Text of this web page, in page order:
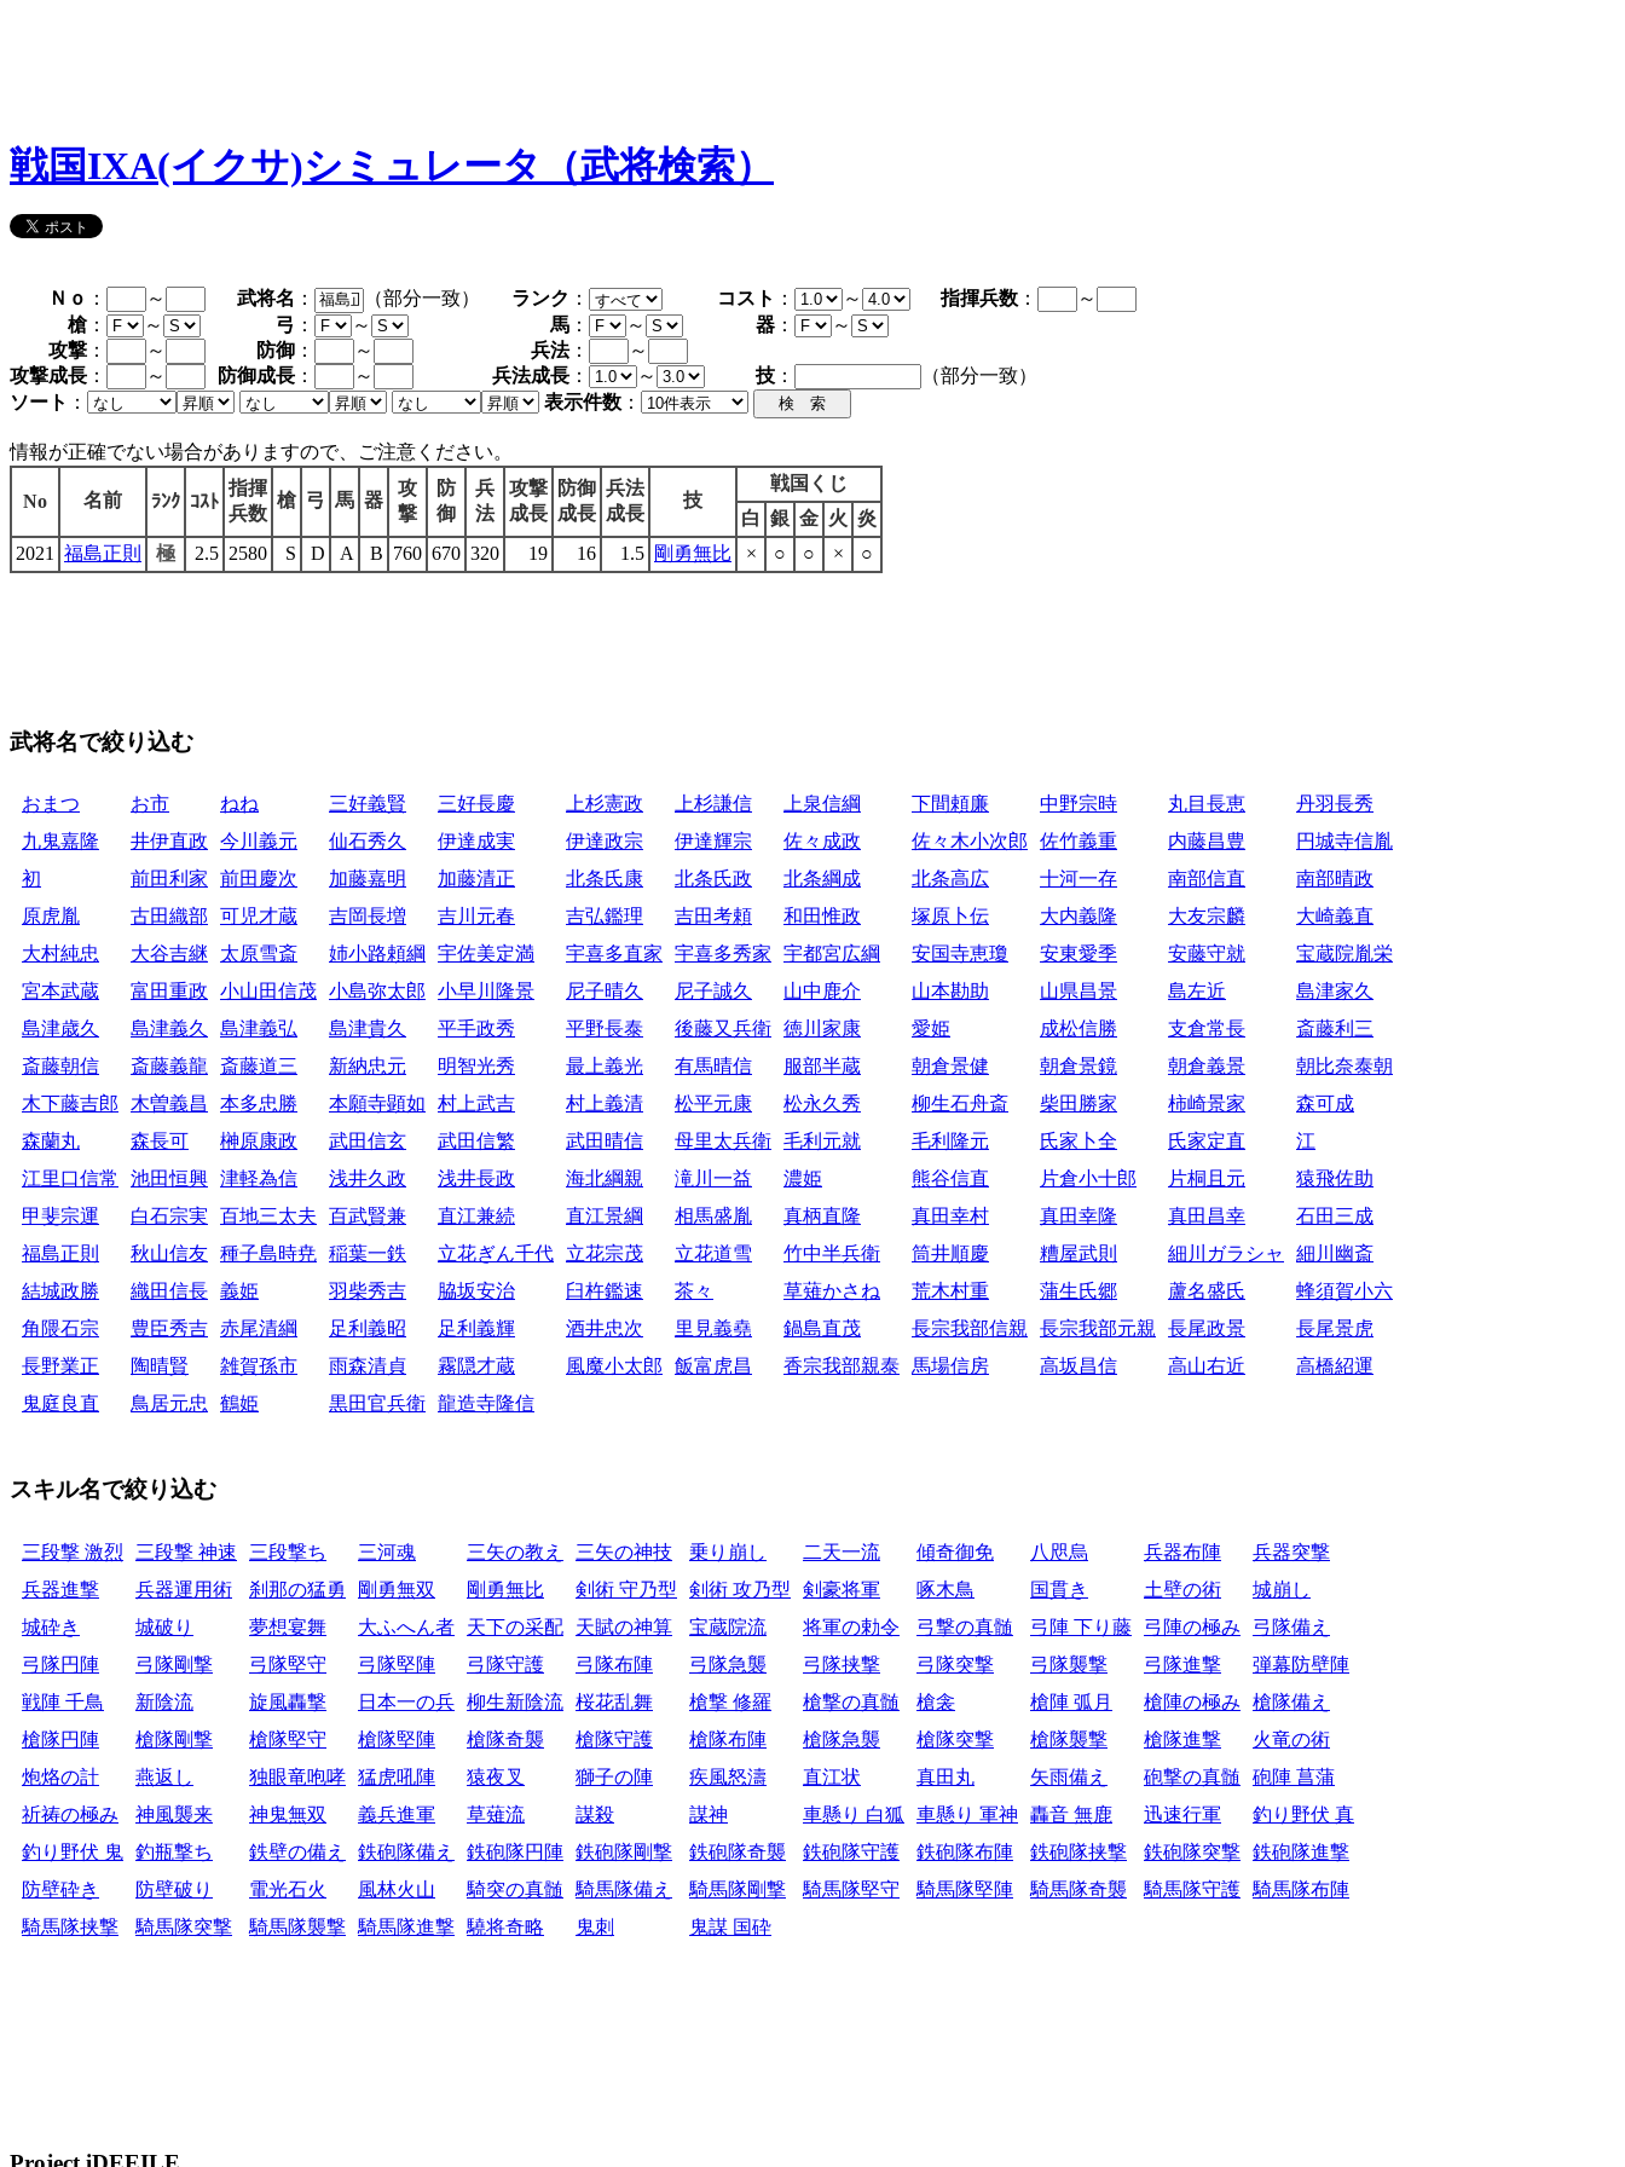
戦国IXA(イクサ)シミュレータ（武将検索）
Ｎｏ ： ～ 武将名 ： （部分一致） ランク ： コスト ： ～ 指揮兵数 ：
～
槍 ： ～ 弓 ： ～ 馬 ： ～ 器 ：
～
攻撃 ： ～ 防御 ： ～ 兵法：
～
攻撃成長 ： ～ 防御成長 ： ～ 兵法成長 ： ～ 技 ：
（部分一致）
ソート ： 表示件数 ：
情報が正確でない場合がありますので、ご注意ください。
No 名前 ﾗﾝｸ ｺｽﾄ
指揮
兵数
槍 弓 馬 器
攻
撃
防
御
兵
法
攻撃
成長
防御
成長
兵法
成長
技
戦国くじ
白 銀 金 火 炎
2021
福島正則 極 2.5 2580 S D A B 760 670 320 19 16 1.5 剛勇無比 × ○ ○ × ○
武将名で絞り込む
おまつ お市 ねね 三好義賢 三好長慶 上杉憲政 上杉謙信 上泉信綱 下間頼廉 中野宗時 丸目長恵
丹羽長秀
九鬼嘉隆
井伊直政 今川義元 仙石秀久 伊達成実 伊達政宗 伊達輝宗 佐々成政 佐々木小次郎 佐竹義重 内藤昌豊
円城寺信胤
初
前田利家 前田慶次 加藤嘉明 加藤清正 北条氏康 北条氏政 北条綱成 北条高広 十河一存 南部信直
南部晴政
原虎胤
古田織部 可児才蔵 吉岡長増 吉川元春 吉弘鑑理 吉田考頼 和田惟政 塚原卜伝 大内義隆 大友宗麟
大崎義直
大村純忠
大谷吉継 太原雪斎 姉小路頼綱 宇佐美定満 宇喜多直家 宇喜多秀家 宇都宮広綱 安国寺恵瓊 安東愛季 安藤守就
宝蔵院胤栄
宮本武蔵
富田重政 小山田信茂 小島弥太郎 小早川隆景 尼子晴久 尼子誠久 山中鹿介 山本勘助 山県昌景 島左近
島津家久
島津歳久
島津義久 島津義弘 島津貴久 平手政秀 平野長泰 後藤又兵衛 徳川家康 愛姫 成松信勝 支倉常長
斎藤利三
斎藤朝信
斎藤義龍 斎藤道三 新納忠元 明智光秀 最上義光 有馬晴信 服部半蔵 朝倉景健 朝倉景鏡 朝倉義景
朝比奈泰朝
木下藤吉郎
木曽義昌 本多忠勝 本願寺顕如 村上武吉 村上義清 松平元康 松永久秀 柳生石舟斎 柴田勝家 柿崎景家
森可成
森蘭丸
森長可 榊原康政 武田信玄 武田信繁 武田晴信 母里太兵衛 毛利元就 毛利隆元 氏家卜全 氏家定直
江
江里口信常
池田恒興 津軽為信 浅井久政 浅井長政 海北綱親 滝川一益 濃姫 熊谷信直 片倉小十郎 片桐且元
猿飛佐助
甲斐宗運
白石宗実 百地三太夫 百武賢兼 直江兼続 直江景綱 相馬盛胤 真柄直隆 真田幸村 真田幸隆 真田昌幸
石田三成
福島正則
秋山信友 種子島時尭 稲葉一鉄 立花ぎん千代 立花宗茂 立花道雪 竹中半兵衛 筒井順慶 糟屋武則 細川ガラシャ
細川幽斎
結城政勝
織田信長 義姫 羽柴秀吉 脇坂安治 臼杵鑑速 茶々 草薙かさね 荒木村重 蒲生氏郷 蘆名盛氏
蜂須賀小六
角隈石宗
豊臣秀吉 赤尾清綱 足利義昭 足利義輝 酒井忠次 里見義堯 鍋島直茂 長宗我部信親 長宗我部元親 長尾政景
長尾景虎
長野業正
陶晴賢 雑賀孫市 雨森清貞 霧隠才蔵 風魔小太郎 飯富虎昌 香宗我部親泰 馬場信房 高坂昌信 高山右近
高橋紹運
鬼庭良直
鳥居元忠 鶴姫 黒田官兵衛 龍造寺隆信
スキル名で絞り込む
三段撃 激烈 三段撃 神速 三段撃ち 三河魂 三矢の教え 三矢の神技 乗り崩し 二天一流 傾奇御免 八咫烏 兵器布陣
兵器突撃
兵器進撃
兵器運用術 刹那の猛勇 剛勇無双 剛勇無比 剣術 守乃型 剣術 攻乃型 剣豪将軍 啄木鳥 国貫き 土壁の術
城崩し
城砕き
城破り 夢想宴舞 大ふへん者 天下の采配 天賦の神算 宝蔵院流 将軍の勅令 弓撃の真髄 弓陣 下り藤 弓陣の極み
弓隊備え
弓隊円陣
弓隊剛撃 弓隊堅守 弓隊堅陣 弓隊守護 弓隊布陣 弓隊急襲 弓隊挟撃 弓隊突撃 弓隊襲撃 弓隊進撃
弾幕防壁陣
戦陣 千鳥
新陰流 旋風轟撃 日本一の兵 柳生新陰流 桜花乱舞 槍撃 修羅 槍撃の真髄 槍衾 槍陣 弧月 槍陣の極み
槍隊備え
槍隊円陣
槍隊剛撃 槍隊堅守 槍隊堅陣 槍隊奇襲 槍隊守護 槍隊布陣 槍隊急襲 槍隊突撃 槍隊襲撃 槍隊進撃
火竜の術
炮烙の計
燕返し 独眼竜咆哮 猛虎吼陣 猿夜叉 獅子の陣 疾風怒濤 直江状 真田丸 矢雨備え 砲撃の真髄
砲陣 菖蒲
祈祷の極み
神風襲来 神鬼無双 義兵進軍 草薙流 謀殺 謀神 車懸り 白狐 車懸り 軍神 轟音 無鹿 迅速行軍
釣り野伏 真
釣り野伏 鬼 釣瓶撃ち 鉄壁の備え 鉄砲隊備え 鉄砲隊円陣 鉄砲隊剛撃 鉄砲隊奇襲 鉄砲隊守護 鉄砲隊布陣 鉄砲隊挟撃 鉄砲隊突撃 鉄砲隊進撃
防壁砕き
防壁破り 電光石火 風林火山 騎突の真髄 騎馬隊備え 騎馬隊剛撃 騎馬隊堅守 騎馬隊堅陣 騎馬隊奇襲 騎馬隊守護 騎馬隊布陣
騎馬隊挟撃
騎馬隊突撃 騎馬隊襲撃 騎馬隊進撃 驍将奇略 鬼刺 鬼謀 国砕